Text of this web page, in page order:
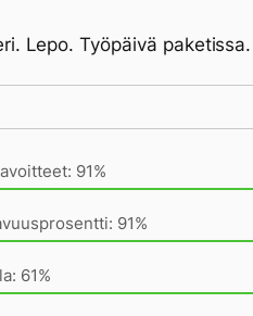
Lepo. Työpäivä paketissa.
91%
91%
61%